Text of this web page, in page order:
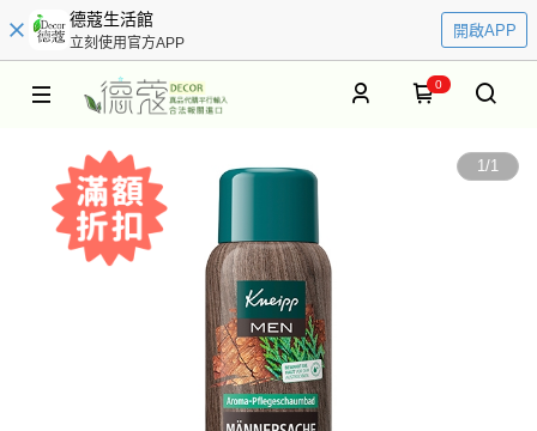
德蔻生活館
立刻使用官方APP
開啟APP
0
1/1